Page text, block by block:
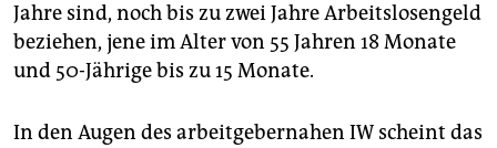
Jahre sind, noch bis zu zwei Jahre Arbeitslosengeld
beziehen, jene im Alter von 55 Jahren 18 Monate
und 50-Jährige bis zu 15 Monate.
In den Augen des arbeitgebernahen IW scheint das